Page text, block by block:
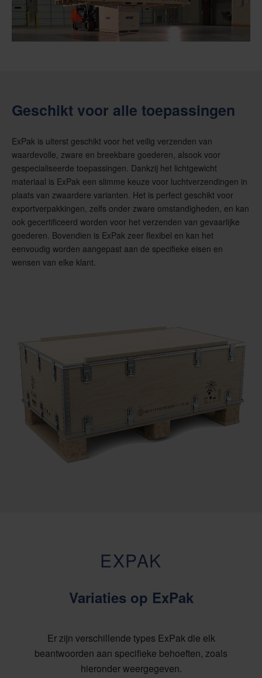
Geschikt voor alle toepassingen
ExPak is uiterst geschikt voor het veilig verzenden van
waardevolle, zware en breekbare goederen, alsook voor
gespecialiseerde toepassingen. Dankzij het lichtgewicht
materiaal is ExPak een slimme keuze voor luchtverzendingen in
plaats van zwaardere varianten. Het is perfect geschikt voor
exportverpakkingen, zelfs onder zware omstandigheden, en kan
ook gecertificeerd worden voor het verzenden van gevaarlijke
goederen. Bovendien is ExPak zeer flexibel en kan het
eenvoudig worden aangepast aan de specifieke eisen en
wensen van elke klant.
EXPAK
Variaties op ExPak
Er zijn verschillende types ExPak die elk
beantwoorden aan specifieke behoeften, zoals
hieronder weergegeven.